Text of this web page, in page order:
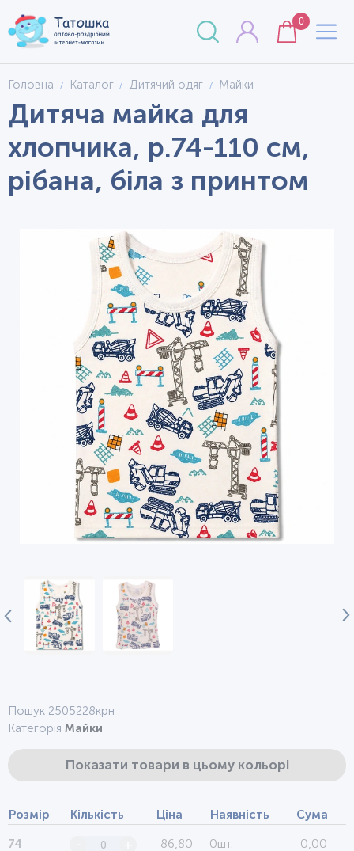
0
Головна Каталог Дитячий одяг Майки
Дитяча майка для
хлопчика, р.74-110 см,
рібана, біла з принтом
Пошук 2505228крн
Категорія Майки
Показати товари в цьому кольорі
Розмір Кількість Ціна Наявність Сума
74 86,80 0шт. 0,00